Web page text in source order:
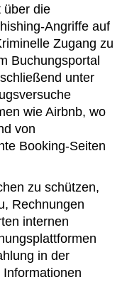
über die
Angriffe auf
Zugang zu
Buchungsportal
unter
wie Airbnb, wo
von
Booking-Seiten
zu schützen,
Rechnungen
internen
in der
Informationen